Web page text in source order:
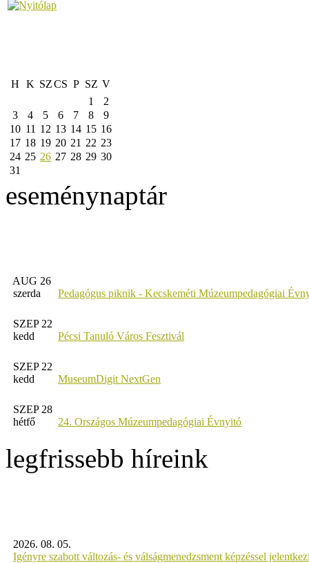
H K SZCS P SZ V
1
2
3
4 5 6 7 8
9
10 11 12 13 14 15 16
17 18 19 20 21 22 23
24 25 26 27 28 29 30
31
eseménynaptár
AUG 26
szerda
Pedagógus piknik - Kecskeméti Múzeumpedagógiai
SZEP 22
kedd
Pécsi Tanuló Város Fesztivál
SZEP 22
kedd
MuseumDigit NextGen
SZEP 28
hétfő
24. Országos Múzeumpedagógiai Évnyitó
legfrissebb híreink
2026. 08. 05.
Igényre szabott változás- és válságmenedzsment képzéssel